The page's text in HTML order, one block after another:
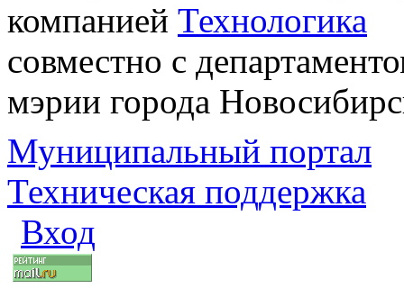
компанией Технологика
совместно с
мэрии города
Муниципальный портал
Техническая поддержка
Вход